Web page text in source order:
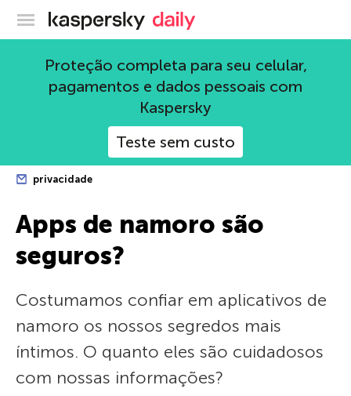
Blog oficial da Kaspersky
Proteção completa para seu celular,
pagamentos e dados pessoais com
Kaspersky
Teste sem custo
privacidade
Apps de namoro são
seguros?
Costumamos confiar em aplicativos de
namoro os nossos segredos mais
íntimos. O quanto eles são cuidadosos
com nossas informações?